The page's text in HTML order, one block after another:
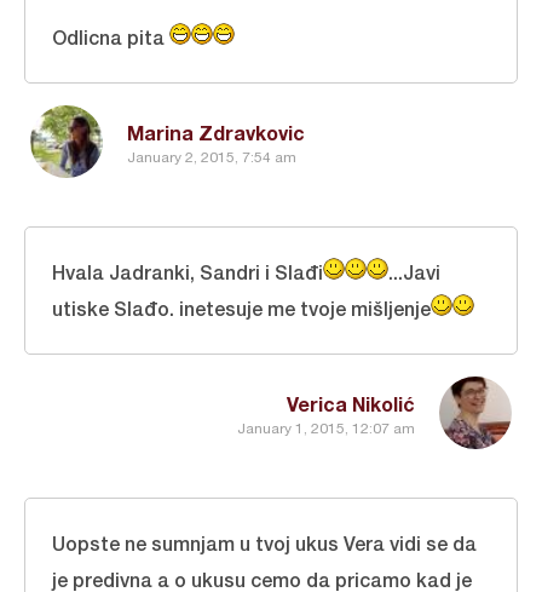
Marina Zdravkovic
January 2, 2015, 7:54 am
Odlicna pita
Verica Nikolić
January 1, 2015, 12:07 am
Hvala Jadranki, Sandri i Slađi
...Javi
utiske Slađo. inetesuje me tvoje mišljenje
Uopste ne sumnjam u tvoj ukus Vera vidi se da
je predivna a o ukusu cemo da pricamo kad je